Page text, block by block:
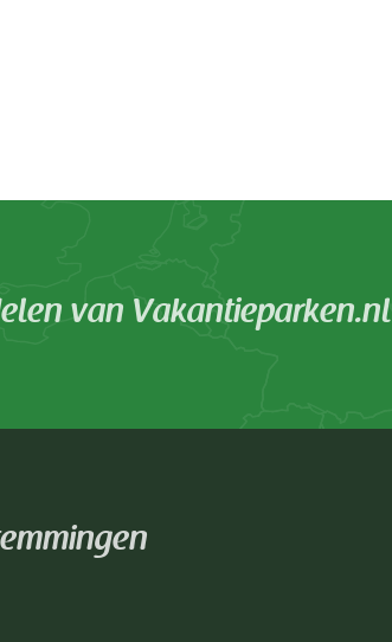
van Vakantieparken.nl